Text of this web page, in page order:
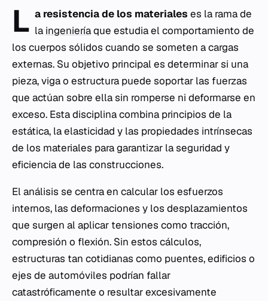
L a resistencia de los materiales es la rama de
la ingenieríaque estudia el comportamiento de
los cuerpos sólidos cuando se someten a cargas
externas. Su objetivo principal es determinar si una
pieza, viga o estructura puede soportar las fuerzas
que actúan sobre ella sin romperse ni deformarse en
exceso. Esta disciplina combina principios de la
estática, la elasticidad y las propiedades intrínsecas
de los materiales para garantizar la seguridad y
eficiencia de las construcciones.
El análisis se centra en calcular los esfuerzos
internos, las deformaciones y los desplazamientos
que surgen al aplicar tensiones como tracción,
compresión o flexión. Sin estos cálculos,
estructuras tan cotidianas como puentes, edificios o
ejes de automóviles podrían fallar
catastróficamente o resultar excesivamente